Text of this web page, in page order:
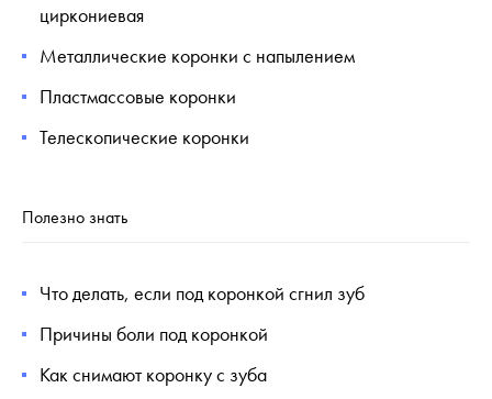
циркониевая
Металлические коронки с напылением
Пластмассовые коронки
Телескопические коронки
Полезно знать
Что делать, если под коронкой сгнил зуб
Причины боли под коронкой
Как снимают коронку с зуба